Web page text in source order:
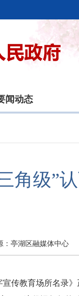
闻动态
角级”
： 亭湖区融媒体中心
传教育场所名录